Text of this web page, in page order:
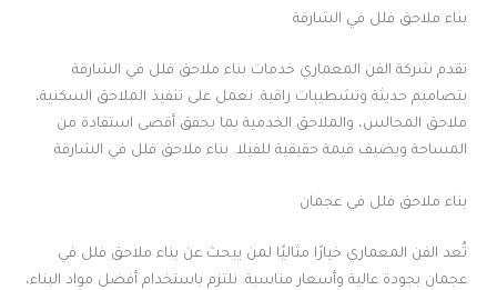
بناء ملاحق فلل في الشارقة
تقدم شركة الفن المعماري خدمات بناء ملاحق فلل في الشارقة
بتصاميم حديثة وتشطيبات راقية. نعمل على تنفيذ الملاحق السكنية،
ملاحق المجالس، والملاحق الخدمية بما يحقق أقصى استفادة من
المساحة ويضيف قيمة حقيقية للفيلا. بناء ملاحق فلل في الشارقة
بناء ملاحق فلل في عجمان
تُعد الفن المعماري خيارًا مثاليًا لمن يبحث عن بناء ملاحق فلل في
عجمان بجودة عالية وأسعار مناسبة. نلتزم باستخدام أفضل مواد البناء،